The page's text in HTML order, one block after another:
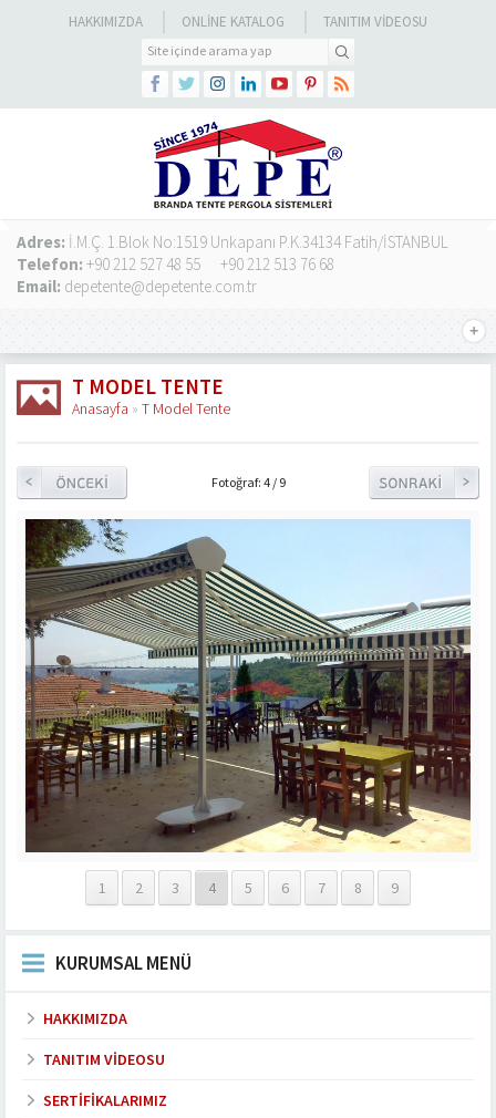
HAKKIMIZDA ONLINE KATALOG TANITIM VIDEOSU
Adres: İ.M.Ç. 1.Blok No:1519 Unkapanı P.K.34134 Fatih/İSTANBUL
Telefon: +90 212 527 48 55
+90 212 513 76 68
Email: depetente@depetente.com.tr
T MODEL TENTE
Anasayfa » T Model Tente
Fotoğraf: 4 / 9
1 2 3 4 5 6 7 8 9
KURUMSAL MENÜ
HAKKIMIZDA
TANITIM VIDEOSU
SERTIFIKALARIMIZ